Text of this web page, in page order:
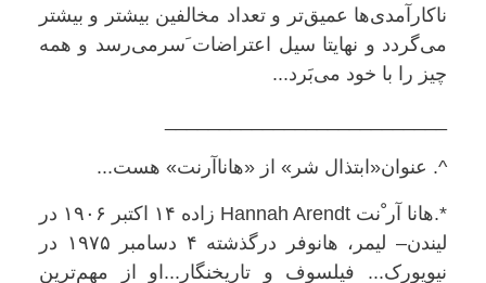
ناکارآمدی‌ها عمیق‌تر و تعداد مخالفین بیشتر و بیشتر
می‌گردد و نهایتا سیل اعتراضاتَسرمی‌رسد و همه
چیز را با خود می‌برد...
^. عنوان«ابتذال شر» از «هاناآرنت» هست...
*.هانا آر نتHannah Arendt
زاده ۱۴ اکتبر ۱۹۰۶ در
لیندن– لیمر، هانوفر درگذشته ۴ دسامبر ۱۹۷۵ در
نیویورک... فیلسوف و تاریخنگار...او از مهم‌ترین